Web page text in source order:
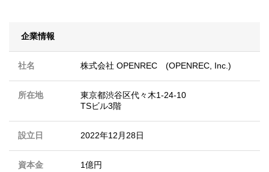
企業情報
社名 株式会社 OPENREC (OPENREC, Inc.)
所在地
東京都渋谷区代々木1-24-10
TSビル3階
設立日 2022年12月28日
資本金 1億円